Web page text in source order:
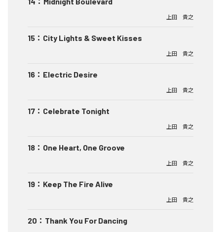
上田 貴之
15 ： City Lights & Sweet Kisses
上田 貴之
16 ： Electric Desire
上田 貴之
17 ： Celebrate Tonight
上田 貴之
18 ： One Heart, One Groove
上田 貴之
19 ： Keep The Fire Alive
上田 貴之
20 ： Thank You For Dancing